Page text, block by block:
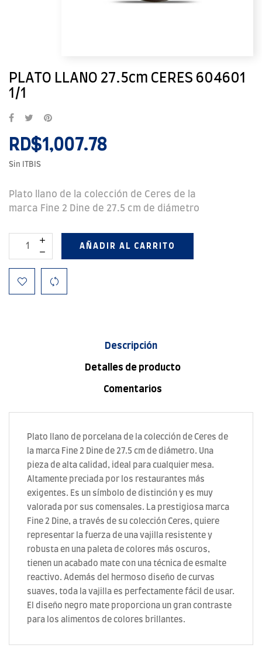
PLATO LLANO 27.5cm CERES 604601
1/1
RD$1,007.78
Sin ITBIS
Plato llano de la colección de Ceres de la
marca Fine 2 Dine de 27.5 cm de diámetro
AÑADIR AL CARRITO
Descripción
Detalles de producto
Comentarios
Plato llano de porcelana de la colección de Ceres de
la marca Fine 2 Dine de 27.5 cm de diámetro. Una
pieza de alta calidad, ideal para cualquier mesa.
Altamente preciada por los restaurantes más
exigentes. Es un símbolo de distinción y es muy
valorada por sus comensales. La prestigiosa marca
Fine 2 Dine, a través de su colección Ceres, quiere
representar la fuerza de una vajilla resistente y
robusta en una paleta de colores más oscuros,
tienen un acabado mate con una técnica de esmalte
reactivo. Además del hermoso diseño de curvas
suaves, toda la vajilla es perfectamente fácil de usar.
El diseño negro mate proporciona un gran contraste
para los alimentos de colores brillantes.